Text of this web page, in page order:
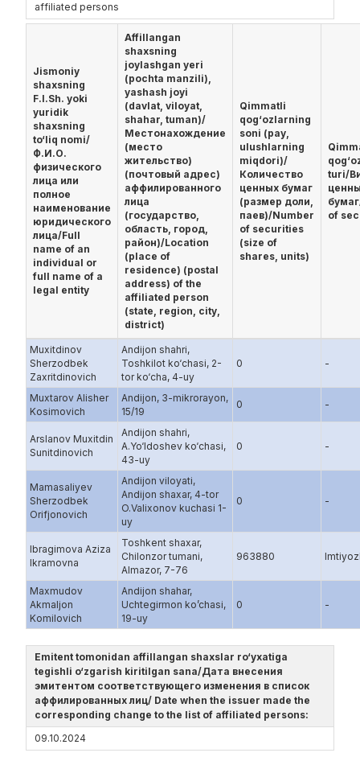
affiliated persons
Jismoniy
shaxsning
F.I.Sh. yoki
yuridik
shaxsning
to‘liq nomi/
Ф.И.О.
физического
лица или
полное
наименование
юридического
лица/Full
name of an
individual or
full name of a
legal entity
Affillangan
shaxsning
joylashgan yeri
(pochta manzili),
yashash joyi
(davlat, viloyat,
shahar, tuman)/
Местонахождение
(место
жительство)
(почтовый адрес)
аффилированного
лица
(государство,
область, город,
район)/Location
(place of
residence) (postal
address) of the
affiliated person
(state, region, city,
district)
Qimmatli
qog‘ozlarning
soni (pay,
ulushlarning
miqdori)/
Количество
ценных бумаг
(размер доли,
паев)/Number
of securities
(size of
shares, units)
turi/
of
Muxitdinov
Sherzodbek
Zaxritdinovich
Andijon shahri,
Toshkilot ko‘chasi, 2-
tor ko‘cha, 4-uy
0 -
Muxtarov Alisher
Kosimovich
Andijon, 3-mikrorayon,
15/19
0 -
Arslanov Muxitdin
Sunitdinovich
Andijon shahri,
A.Yo‘ldoshev ko‘chasi,
43-uy
0 -
Mamasaliyev
Sherzodbek
Orifjonovich
Andijon viloyati,
Andijon shaxar, 4-tor
O.Valixonov kuchasi 1-
uy
0 -
Ibragimova Aziza
Ikramovna
Toshkent shaxar,
Chilonzor tumani,
Almazor, 7-76
963880
Maxmudov
Akmaljon
Komilovich
Andijon shahar,
Uchtegirmon ko’chasi,
19-uy
0 -
Emitent tomonidan affillangan shaxslar ro‘yxatiga
tegishli o‘zgarish kiritilgan sana/Дата внесения
эмитентом соответствующего изменения в список
аффилированных лиц/ Date when the issuer made the
corresponding change to the list of affiliated persons:
09.10.2024